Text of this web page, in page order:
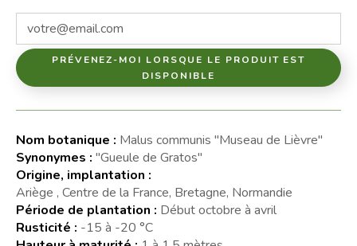
PRÉVENEZ-MOI LORSQUE LE PRODUIT EST
DISPONIBLE
Nom botanique : Malus communis "Museau de Lièvre"
Synonymes : "Gueule de Gratos"
Origine, implantation :
Ariège , Centre de la France, Bretagne, Normandie
Période de plantation : Début octobre à avril
Rusticité : -15 à -20 °C